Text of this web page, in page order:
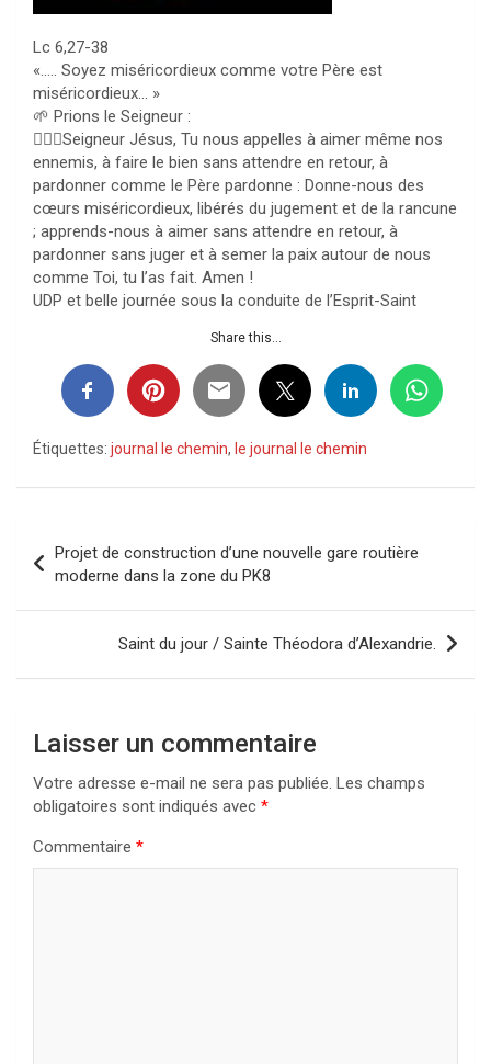
Lc 6,27-38
«….. Soyez miséricordieux comme votre Père est
miséricordieux… »
🌱 Prions le Seigneur :
🙇🏻‍♀️Seigneur Jésus, Tu nous appelles à aimer même nos
ennemis, à faire le bien sans attendre en retour, à
pardonner comme le Père pardonne : Donne-nous des
cœurs miséricordieux, libérés du jugement et de la rancune
; apprends-nous à aimer sans attendre en retour, à
pardonner sans juger et à semer la paix autour de nous
comme Toi, tu l’as fait. Amen !
UDP et belle journée sous la conduite de l’Esprit-Saint
Share this...
Étiquettes: journal le chemin, le journal le chemin
de
l’article
Projet de construction d’une nouvelle gare routière
moderne dans la zone du PK8
Saint du jour / Sainte Théodora d’Alexandrie.
Laisser un commentaire
Votre adresse e-mail ne sera pas publiée. Les champs
obligatoires sont indiqués avec *
Commentaire *